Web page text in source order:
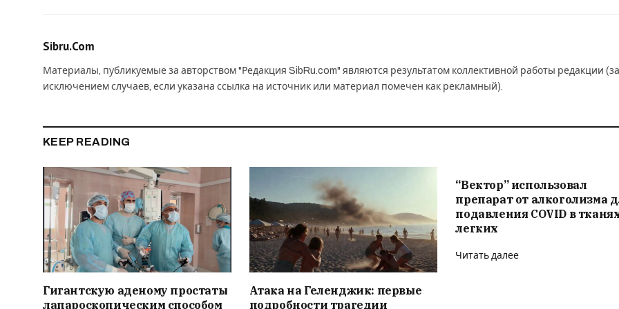
Sibru.Com
Материалы, публикуемые за авторством "Редакция SibRu.com" являются результатом коллективной работы редакции (за
исключением случаев, если указана ссылка на источник или материал помечен как рекламный).
KEEP READING
Гигантскую аденому простаты
лапароскопическим способом
Атака на Геленджик: первые
подробности трагедии
“Вектор” использовал
препарат от алкоголизма
подавления COVID в
легких
Читать далее